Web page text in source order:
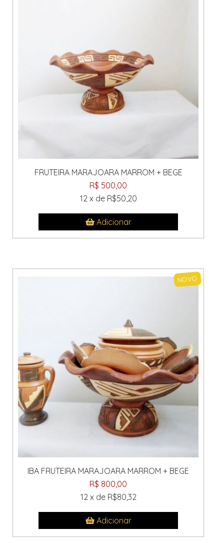
FRUTEIRA MARAJOARA MARROM + BEGE
R$ 500,00
12 x de R$50,20
Adicionar
NOVO
IBA FRUTEIRA MARAJOARA MARROM + BEGE
R$ 800,00
12 x de R$80,32
Adicionar